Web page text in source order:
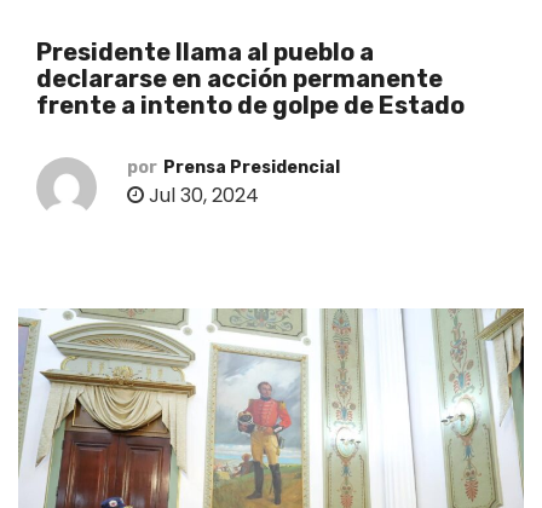
Presidente llama al pueblo a
declararse en acción permanente
frente a intento de golpe de Estado
por Prensa Presidencial
Jul 30, 2024